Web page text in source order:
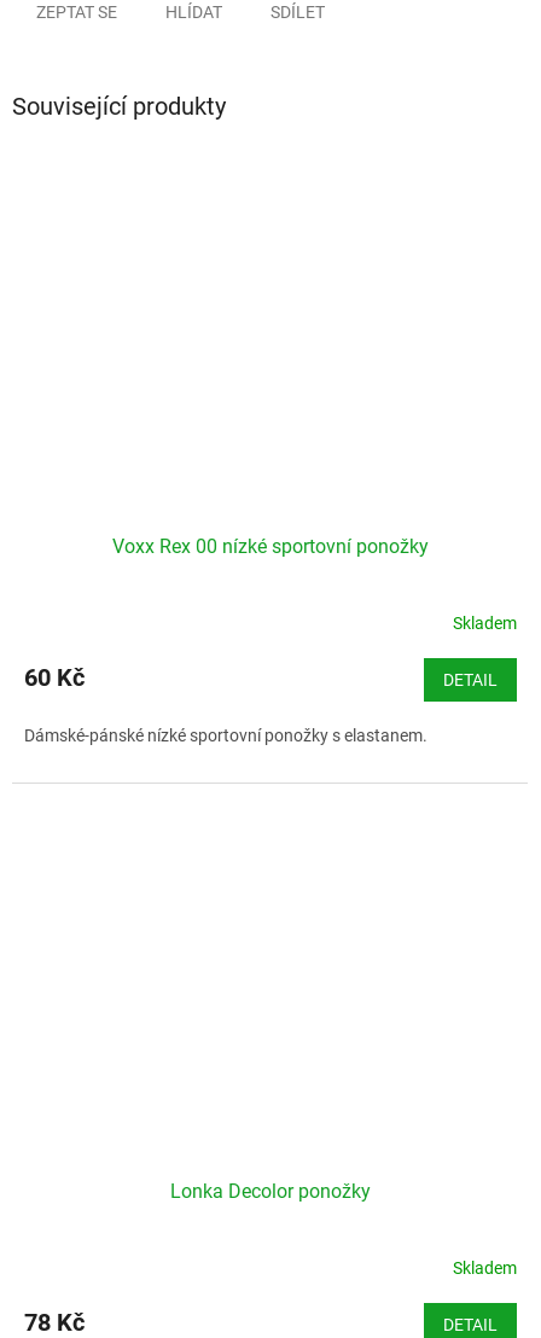
ZEPTAT SE HLÍDAT SDÍLET
Související produkty
Voxx Rex 00 nízké sportovní ponožky
Skladem
60 Kč DETAIL
Dámské-pánské nízké sportovní ponožky s elastanem.
Lonka Decolor ponožky
Skladem
78 Kč DETAIL